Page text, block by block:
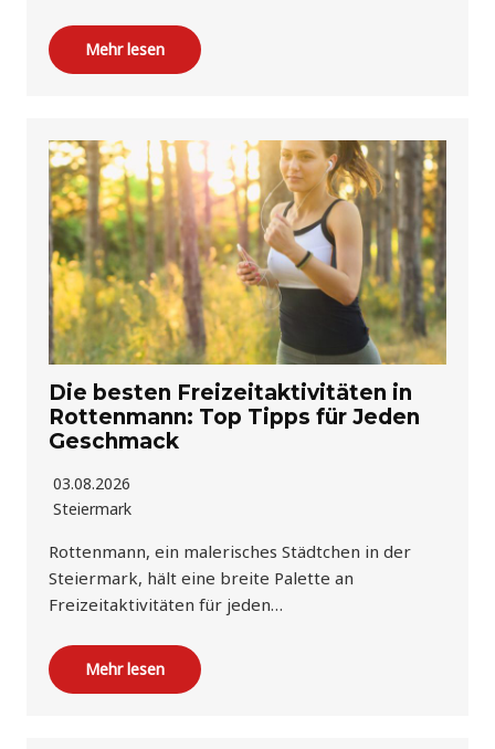
Mehr lesen
Die besten Freizeitaktivitäten in
Rottenmann: Top Tipps für Jeden
Geschmack
03.08.2026
Steiermark
Rottenmann, ein malerisches Städtchen in der
Steiermark, hält eine breite Palette an
Freizeitaktivitäten für jeden…
Mehr lesen